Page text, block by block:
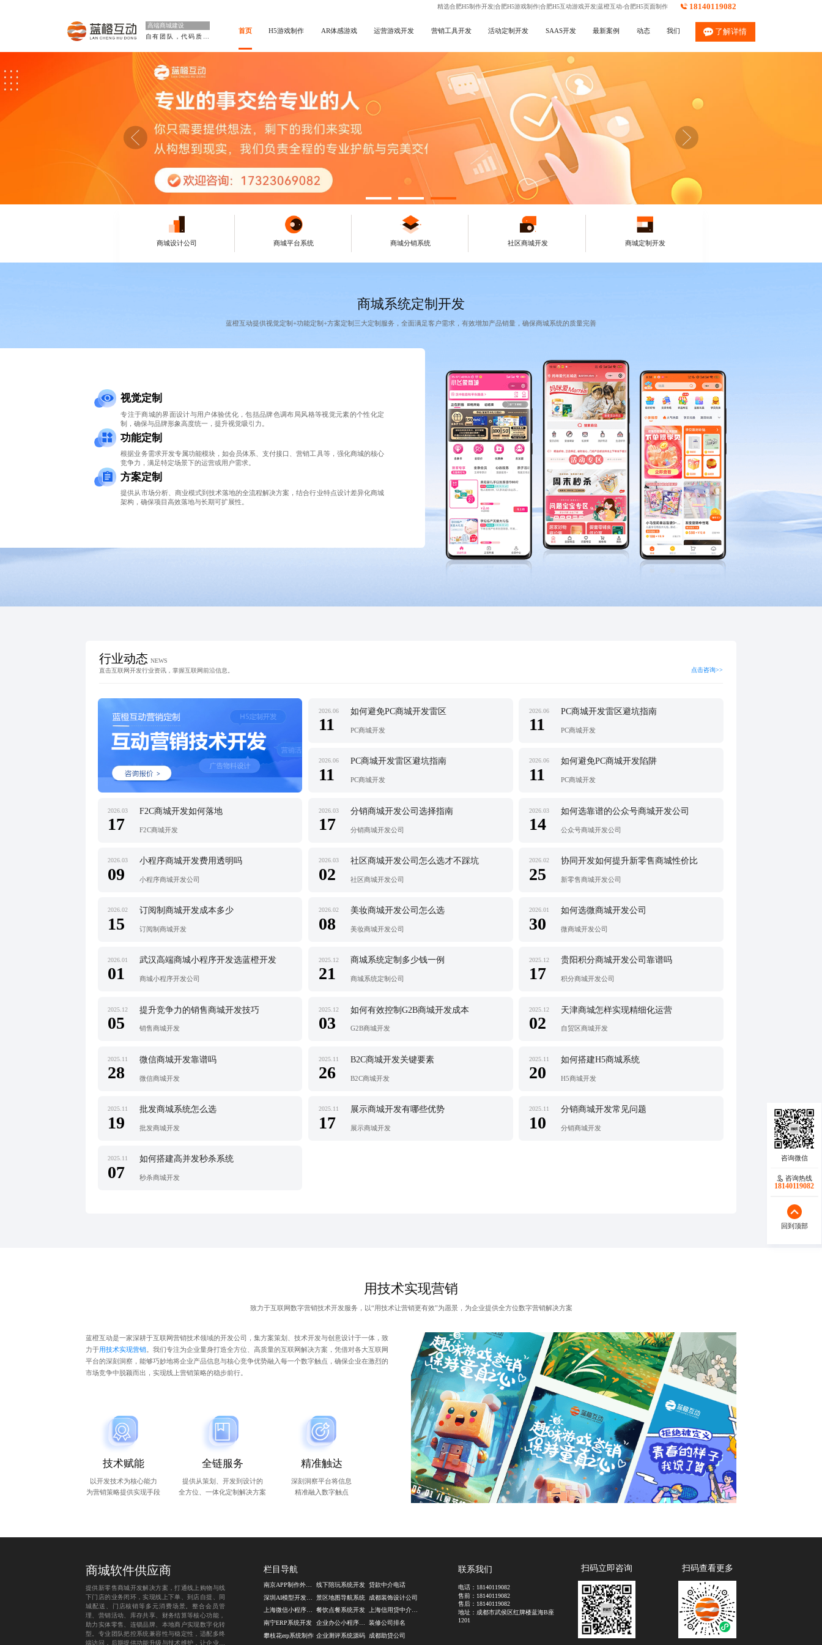
精选合肥H5制作开发|合肥H5游戏制作|合肥H5互动游戏开发|蓝橙互动-合肥H5页面制作 18140119082
高端商城建设
首页 H5游戏制作 AR体感游戏 运营游戏开发 营销工具开发 活动定制开发 SAAS开发 最新案例 动态 我们 了解详情
商城设计公司 商城平台系统 商城分销系统 社区商城开发 商城定制开发
商城系统定制开发
蓝橙互动提供视觉定制+功能定制+方案定制三大定制服务，全面满足客户需求，有效增加产品销量，确保商城系统的质量完善
视觉定制
专注于商城的界面设计与用户体验优化，包括品牌色调布局风格等视觉元素的个性化定
制，确保与品牌形象高度统一，提升视觉吸引力。
功能定制
根据业务需求开发专属功能模块，如会员体系、支付接口、营销工具等，强化商城的核心
竞争力，满足特定场景下的运营或用户需求。
方案定制
提供从市场分析、商业模式到技术落地的全流程解决方案，结合行业特点设计差异化商城
架构，确保项目高效落地与长期可扩展性。
行业动态 NEWS
直击互联网开发行业资讯，掌握互联网前沿信息。
点击咨询>>
2026.06
11
如何避免PC商城开发雷区
PC商城开发
2026.06
11
PC商城开发雷区避坑指南
PC商城开发
2026.06
11
PC商城开发雷区避坑指南
PC商城开发
2026.06
11
如何避免PC商城开发陷阱
PC商城开发
2026.03
17
F2C商城开发如何落地
F2C商城开发
2026.03
17
分销商城开发公司选择指南
分销商城开发公司
2026.03
14
如何选靠谱的公众号商城开发公司
公众号商城开发公司
2026.03
09
小程序商城开发费用透明吗
小程序商城开发公司
2026.03
02
社区商城开发公司怎么选才不踩坑
社区商城开发公司
2026.02
25
协同开发如何提升新零售商城性价比
新零售商城开发公司
2026.02
15
订阅制商城开发成本多少
订阅制商城开发
2026.02
08
美妆商城开发公司怎么选
美妆商城开发公司
2026.01
30
如何选微商城开发公司
微商城开发公司
2026.01
01
武汉高端商城小程序开发选蓝橙开发
商城小程序开发公司
2025.12
21
商城系统定制多少钱一例
商城系统定制公司
2025.12
17
贵阳积分商城开发公司靠谱吗
积分商城开发公司
2025.12
05
提升竞争力的销售商城开发技巧
销售商城开发
2025.12
03
如何有效控制G2B商城开发成本
G2B商城开发
2025.12
02
天津商城怎样实现精细化运营
自贸区商城开发
2025.11
28
微信商城开发靠谱吗
微信商城开发
2025.11
26
B2C商城开发关键要素
B2C商城开发
2025.11
20
如何搭建H5商城系统
H5商城开发
2025.11
19
批发商城系统怎么选
批发商城开发
2025.11
17
展示商城开发有哪些优势
展示商城开发
2025.11
10
分销商城开发常见问题
分销商城开发
2025.11
07
如何搭建高并发秒杀系统
秒杀商城开发
用技术实现营销
致力于互联网数字营销技术开发服务，以“用技术让营销更有效”为愿景，为企业提供全方位数字营销解决方案
蓝橙互动是一家深耕于互联网营销技术领域的开发公司，集方案策划、技术开发与创意设计于一体，致
力于用技术实现营销 。我们专注为企业量身打造全方位、高质量的互联网解决方案，凭借对各大互联网
平台的深刻洞察，能够巧妙地将企业产品信息与核心竞争优势融入每一个数字触点，确保企业在激烈的
市场竞争中脱颖而出，实现线上营销策略的稳步前行。
技术赋能
以开发技术为核心能力
为营销策略提供实现手段
全链服务
提供从策划、开发到设计的
全方位、一体化定制解决方案
精准触达
深刻洞察平台将信息
精准融入数字触点
咨询热线
18140119082
回到顶部
商城软件供应商
提供新零售商城开发解决方案，打通线上购物与线
下门店的业务闭环，实现线上下单、到店自提、同
城配送、门店核销等多元消费场景。整合会员管
理、营销活动、库存共享、财务结算等核心功能，
助力实体零售、连锁品牌、本地商户实现数字化转
型。专业团队把控系统兼容性与稳定性，适配多终
端访问，后期提供功能升级与技术维护，让企业轻
栏目导航
上海微信小程序定制
南宁ERP系统开发
攀枝花erp系统制作
线下陪玩系统开发
景区地图导航系统
餐饮点餐系统开发
企业办公小程序开发
企业测评系统源码
贷款中介电话
成都装饰设计公司
上海信用贷中介公司
装修公司排名
成都助贷公司
联系我们
电话： 18140119082
售前： 18140119082
售后： 18140119082
地址：成都市武侯区红牌楼蓝海B座
1201
扫码立即咨询 扫码查看更多